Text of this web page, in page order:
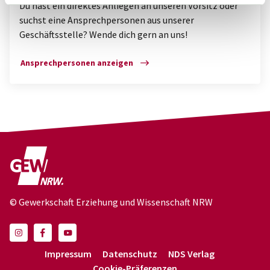
Du hast ein direktes Anliegen an unseren Vorsitz oder
suchst eine Ansprechpersonen aus unserer
Geschäftsstelle? Wende dich gern an uns!
Ansprechpersonen anzeigen
© Gewerkschaft Erziehung und Wissenschaft NRW
Impressum Datenschutz
NDS Verlag